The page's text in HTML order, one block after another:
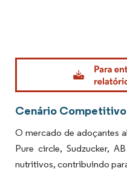
Imagem © Mordor Intelligence. O
Cenário Competitivo
O mercado de adoçantes
Pure circle, Sudzucker,
nutritivos, contribuindo